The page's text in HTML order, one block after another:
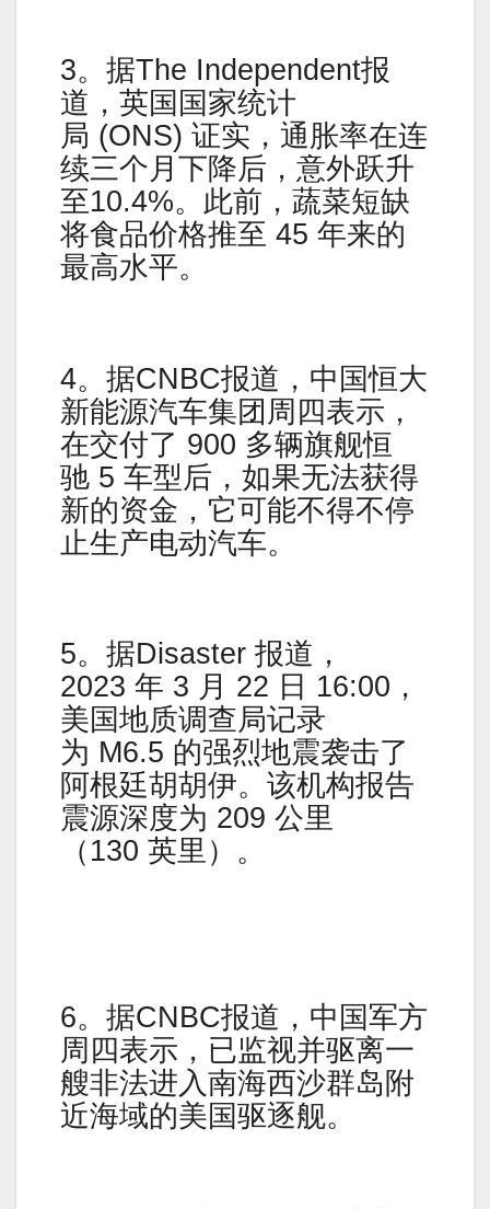
3。据The Independent报
道，英国国家统计
局 (ONS) 证实，通胀率在连
续三个月下降后，意外跃升
至10.4%。此前，蔬菜短缺
将食品价格推至 45 年来的
最高水平。
4。据CNBC报道，中国恒大
新能源汽车集团周四表示，
在交付了 900 多辆旗舰恒
驰 5 车型后，如果无法获得
新的资金，它可能不得不停
止生产电动汽车。
5。据Disaster 报道，
2023 年 3 月 22 日 16:00，
美国地质调查局记录
为 M6.5 的强烈地震袭击了
阿根廷胡胡伊。该机构报告
震源深度为 209 公里
（130 英里）。
6。据CNBC报道，中国军方
周四表示，已监视并驱离一
艘非法进入南海西沙群岛附
近海域的美国驱逐舰。